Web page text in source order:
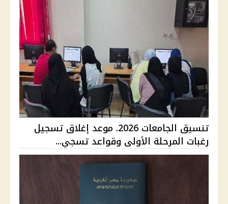
تنسيق الجامعات 2026. موعد إغلاق تسجيل
رغبات المرحلة الأولى وقواعد تسجي...